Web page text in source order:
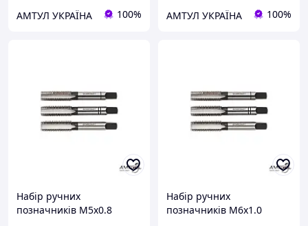
АМТУЛ УКРАЇНА 100% АМТУЛ УКРАЇНА 100%
Набір ручних
позначників M5х0.8
Набір ручних
позначників M6х1.0